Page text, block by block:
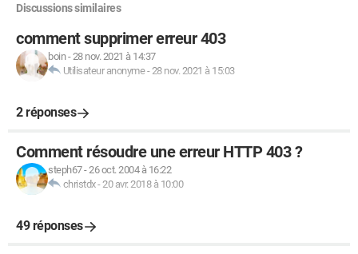
Discussions similaires
comment supprimer erreur 403
boin-28 nov. 2021 à 14:37
Utilisateur anonyme-28 nov. 2021 à 15:03
2 réponses
Comment résoudre une erreur HTTP 403 ?
steph67-26 oct. 2004 à 16:22
christdx-20 avr. 2018 à 10:00
49 réponses